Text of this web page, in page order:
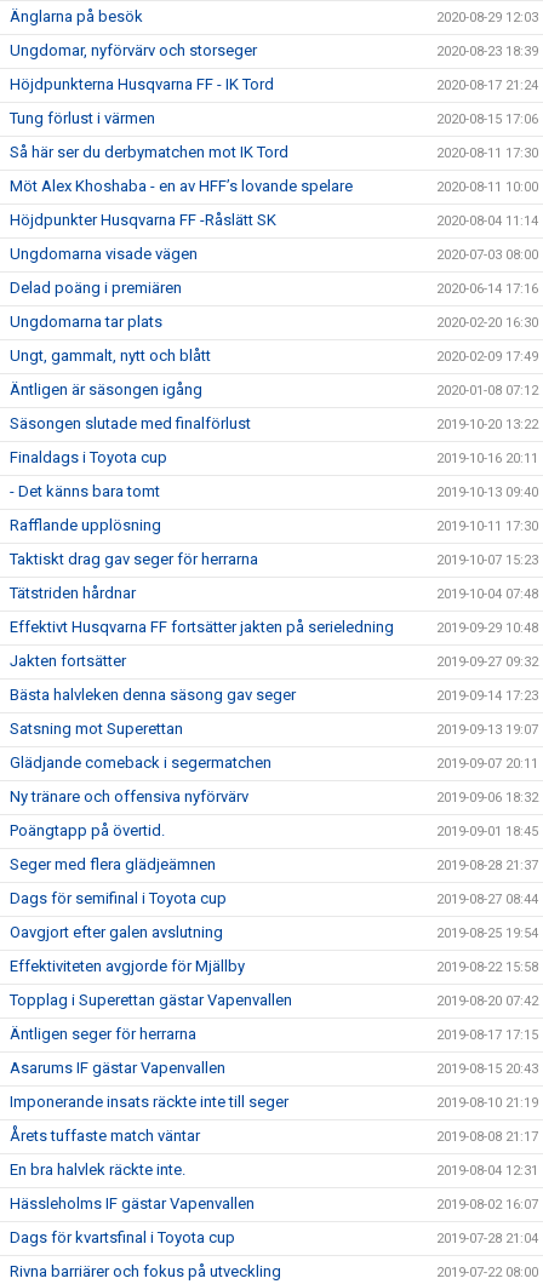
Änglarna på besök 2020-08-29 12:03
Ungdomar, nyförvärv och storseger 2020-08-23 18:39
Höjdpunkterna Husqvarna FF - IK Tord 2020-08-17 21:24
Tung förlust i värmen 2020-08-15 17:06
Så här ser du derbymatchen mot IK Tord 2020-08-11 17:30
Möt Alex Khoshaba - en av HFF’s lovande spelare 2020-08-11 10:00
Höjdpunkter Husqvarna FF -Råslätt SK 2020-08-04 11:14
Ungdomarna visade vägen 2020-07-03 08:00
Delad poäng i premiären 2020-06-14 17:16
Ungdomarna tar plats 2020-02-20 16:30
Ungt, gammalt, nytt och blått 2020-02-09 17:49
Äntligen är säsongen igång 2020-01-08 07:12
Säsongen slutade med finalförlust 2019-10-20 13:22
Finaldags i Toyota cup 2019-10-16 20:11
- Det känns bara tomt 2019-10-13 09:40
Rafflande upplösning 2019-10-11 17:30
Taktiskt drag gav seger för herrarna 2019-10-07 15:23
Tätstriden hårdnar 2019-10-04 07:48
Effektivt Husqvarna FF fortsätter jakten på serieledning 2019-09-29 10:48
Jakten fortsätter 2019-09-27 09:32
Bästa halvleken denna säsong gav seger 2019-09-14 17:23
Satsning mot Superettan 2019-09-13 19:07
Glädjande comeback i segermatchen 2019-09-07 20:11
Ny tränare och offensiva nyförvärv 2019-09-06 18:32
Poängtapp på övertid. 2019-09-01 18:45
Seger med flera glädjeämnen 2019-08-28 21:37
Dags för semifinal i Toyota cup 2019-08-27 08:44
Oavgjort efter galen avslutning 2019-08-25 19:54
Effektiviteten avgjorde för Mjällby 2019-08-22 15:58
Topplag i Superettan gästar Vapenvallen 2019-08-20 07:42
Äntligen seger för herrarna 2019-08-17 17:15
Asarums IF gästar Vapenvallen 2019-08-15 20:43
Imponerande insats räckte inte till seger 2019-08-10 21:19
Årets tuffaste match väntar 2019-08-08 21:17
En bra halvlek räckte inte. 2019-08-04 12:31
Hässleholms IF gästar Vapenvallen 2019-08-02 16:07
Dags för kvartsfinal i Toyota cup 2019-07-28 21:04
Rivna barriärer och fokus på utveckling 2019-07-22 08:00